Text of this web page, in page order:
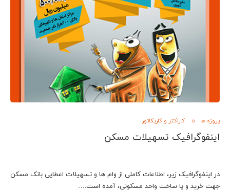
پروژه ها کاراکتر و کاریکاتور
اینفوگرافیک تسهیلات مسکن
در اینفوگرافیک زیر، اطلاعات کاملی از وام ها و تسهیلات اعطایی بانک مسکن
جهت خرید و یا ساخت واحد مسکونی، آمده است.…